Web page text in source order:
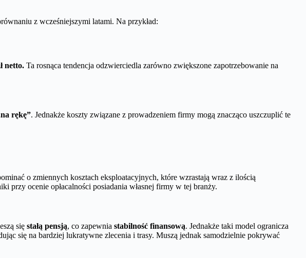
z wcześniejszymi latami. Na przykład:
netto. Ta rosnąca tendencja odzwierciedla zarówno zwiększone zapotrzebowanie na
rękę”. Jednakże koszty związane z prowadzeniem firmy mogą znacząco uszczuplić te
o zmiennych kosztach eksploatacyjnych, które wzrastają wraz z ilością
przy ocenie opłacalności posiadania własnej firmy w tej branży.
się stałą pensją, co zapewnia stabilność finansową. Jednakże taki model ogranicza
się na bardziej lukratywne zlecenia i trasy. Muszą jednak samodzielnie pokrywać